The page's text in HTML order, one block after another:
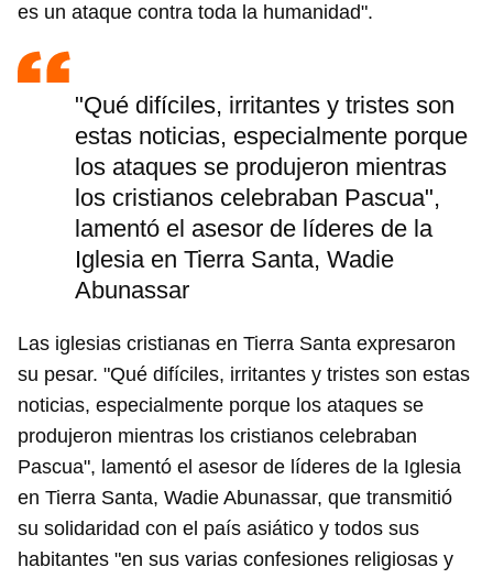
es un ataque contra toda la humanidad".
"Qué difíciles, irritantes y tristes son
estas noticias, especialmente porque
los ataques se produjeron mientras
los cristianos celebraban Pascua",
lamentó el asesor de líderes de la
Iglesia en Tierra Santa, Wadie
Abunassar
Las iglesias cristianas en Tierra Santa expresaron
su pesar. "Qué difíciles, irritantes y tristes son estas
noticias, especialmente porque los ataques se
produjeron mientras los cristianos celebraban
Pascua", lamentó el asesor de líderes de la Iglesia
en Tierra Santa, Wadie Abunassar, que transmitió
su solidaridad con el país asiático y todos sus
habitantes "en sus varias confesiones religiosas y